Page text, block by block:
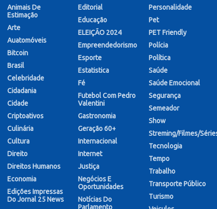
Animais De
Estimação
Arte
Auatomóveis
Bitcoin
Brasil
Celebridade
Cidadania
Cidade
Criptoativos
Culinária
Cultura
Direito
Direitos Humanos
Economia
Edições Impressas
Do Jornal 25 News
Editorial
Educação
ELEIÇÃO 2024
Empreendedorismo
Esporte
Estatistica
Fé
Futebol Com Pedro
Valentini
Gastronomia
Geração 60+
Internacional
Internet
Justiça
Negócios E
Oportunidades
Notícias Do
Parlamento
Personalidade
Pet
PET Friendly
Polícia
Política
Saúde
Saúde Emocional
Segurança
Semeador
Show
Streming/Filmes/
Tecnologia
Tempo
Trabalho
Transporte Público
Turismo